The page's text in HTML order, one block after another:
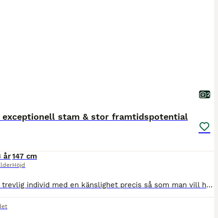
2
exceptionell stam & stor framtidspotential
år147 cm
Höjd
Otroligt trevlig individ med en känslighet precis så som man vill ha den. En riktig tänkare, mycket kommunikativ och uppmärksam . Detta är en ponny som måste tas på rätt sätt, men gör man rätt finns h